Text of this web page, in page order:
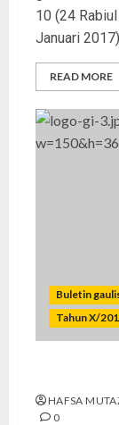
10 (24
Januari
READ MORE
Buletin
Tahun X/
HAFSA
0